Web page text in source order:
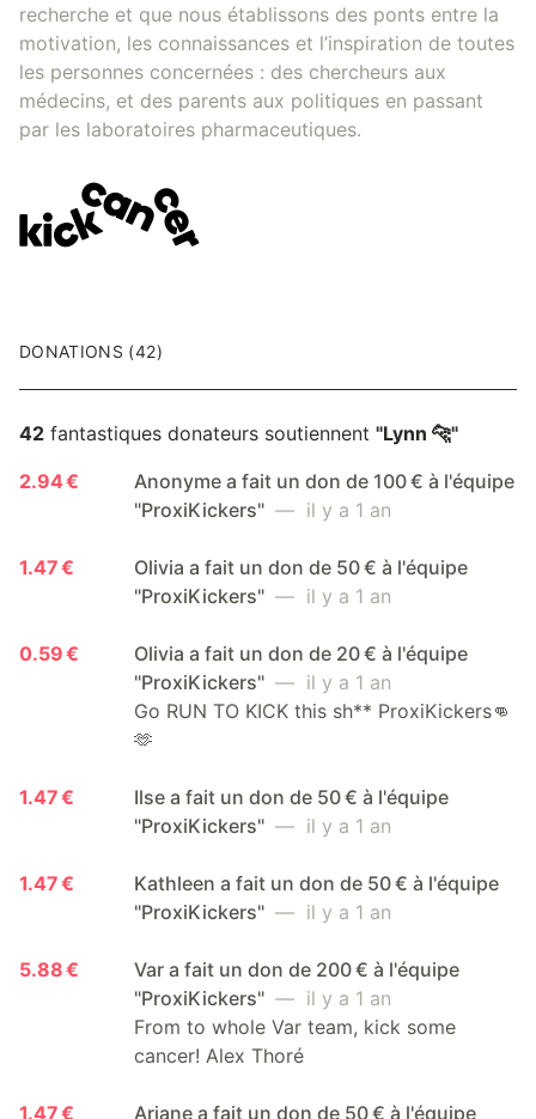
recherche et que nous établissons des ponts entre la
motivation, les connaissances et l’inspiration de toutes
les personnes concernées : des chercheurs aux
médecins, et des parents aux politiques en passant
par les laboratoires pharmaceutiques.
DONATIONS (42)
42 fantastiques donateurs soutiennent "Lynn 🐆"
2.94 €
Anonyme a fait un don de 100 € à l'équipe
"ProxiKickers" — il y a 1 an
1.47 €
Olivia a fait un don de 50 € à l'équipe
"ProxiKickers" — il y a 1 an
0.59 €
Olivia a fait un don de 20 € à l'équipe
"ProxiKickers" — il y a 1 an
Go RUN TO KICK this sh** ProxiKickers👊
🫶
1.47 €
Ilse a fait un don de 50 € à l'équipe
"ProxiKickers" — il y a 1 an
1.47 €
Kathleen a fait un don de 50 € à l'équipe
"ProxiKickers" — il y a 1 an
5.88 €
Var a fait un don de 200 € à l'équipe
"ProxiKickers" — il y a 1 an
From to whole Var team, kick some
cancer! Alex Thoré
1.47 € Ariane a fait un don de 50 € à l'équipe